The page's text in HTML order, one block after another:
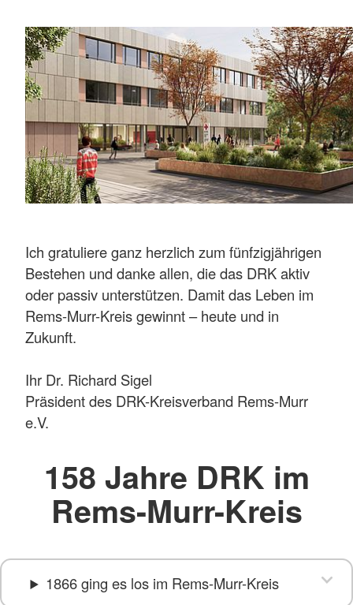
Ich gratuliere ganz herzlich zum fünfzigjährigen
Bestehen und danke allen, die das DRK aktiv
oder passiv unterstützen. Damit das Leben im
Rems-Murr-Kreis gewinnt – heute und in
Zukunft.
Ihr Dr. Richard Sigel
Präsident des DRK-Kreisverband Rems-Murr
e.V.
158 Jahre DRK im
Rems-Murr-Kreis
1866 ging es los im Rems-Murr-Kreis